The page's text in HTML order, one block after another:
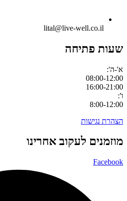
lital@live-well.co.il
שעות פתיחה
א'-ה':
08:00-12:00
16:00-21:00
ו':
8:00-12:00
הצהרת נגישות
מוזמנים לעקוב אחרינו
Facebook